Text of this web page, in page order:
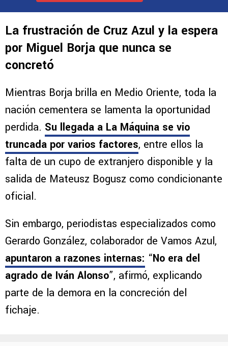
La frustración de Cruz Azul y la espera
por Miguel Borja que nunca se
concretó
Mientras Borja brilla en Medio Oriente, toda la
nación cementera se lamenta la oportunidad
perdida. Su llegada a La Máquina se vio
truncada por varios factores, entre ellos la
falta de un cupo de extranjero disponible y la
salida de Mateusz Bogusz como condicionante
oficial.
Sin embargo, periodistas especializados como
Gerardo González, colaborador de Vamos Azul,
apuntaron a razones internas: “No era del
agrado de Iván Alonso”, afirmó, explicando
parte de la demora en la concreción del
fichaje.